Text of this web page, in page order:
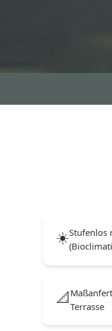
☀️Stufenlos
📐Terrasse